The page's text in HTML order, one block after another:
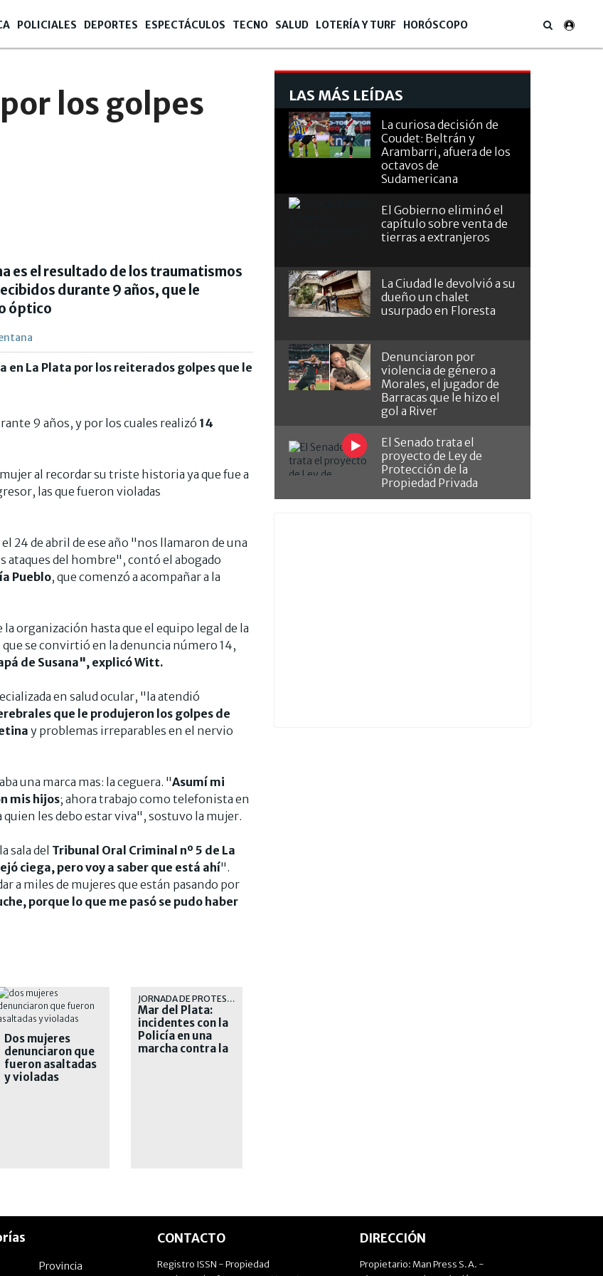
POLICIALES DEPORTES ESPECTÁCULOS TECNO SALUD LOTERÍA Y TURF HORÓSCOPO
los golpes
es el resultado de los traumatismos
durante 9 años, que le
óptico
en La Plata por los reiterados golpes que le
9 años, y por los cuales realizó 14
al recordar su triste historia ya que fue a
las que fueron violadas
el 24 de abril de ese año "nos llamaron de una
ataques del hombre", contó el abogado
Pueblo, que comenzó a acompañar a la
organización hasta que el equipo legal de la
se convirtió en la denuncia número 14,
de Susana", explicó Witt.
en salud ocular, "la atendió
que le produjeron los golpes de
y problemas irreparables en el nervio
una marca mas: la ceguera. "Asumí mi
mis hijos; ahora trabajo como telefonista en
les debo estar viva", sostuvo la mujer.
sala del Tribunal Oral Criminal nº 5 de La
ciega, pero voy a saber que está ahí".
a miles de mujeres que están pasando por
porque lo que me pasó se pudo haber
Dos mujeres
denunciaron que
fueron asaltadas
y violadas
JORNADA DE PROTESTA
Mar del Plata:
incidentes con la
Policía en una
marcha contra la
LAS MÁS LEÍDAS
La curiosa decisión de
Coudet: Beltrán y
Arambarri, afuera de los
octavos de
Sudamericana
El Gobierno eliminó el
capítulo sobre venta de
tierras a extranjeros
La Ciudad le devolvió a su
dueño un chalet
usurpado en Floresta
Denunciaron por
violencia de género a
Morales, el jugador de
Barracas que le hizo el
gol a River
El Senado trata el
proyecto de Ley de
Protección de la
Propiedad Privada
Provincia
CONTACTO
Registro ISSN - Propiedad
DIRECCIÓN
Propietario: Man Press S.A. -